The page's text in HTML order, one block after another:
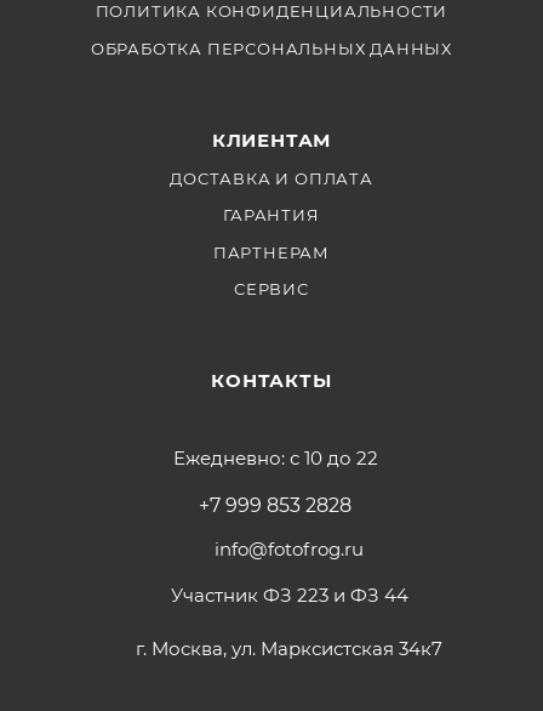
ПОЛИТИКА КОНФИДЕНЦИАЛЬНОСТИ
ОБРАБОТКА ПЕРСОНАЛЬНЫХ ДАННЫХ
КЛИЕНТАМ
ДОСТАВКА И ОПЛАТА
ГАРАНТИЯ
ПАРТНЕРАМ
СЕРВИС
КОНТАКТЫ
Ежедневно: с 10 до 22
+7 999 853 2828
info@fotofrog.ru
Участник ФЗ 223 и ФЗ 44
г. Москва, ул. Марксистская 34к7